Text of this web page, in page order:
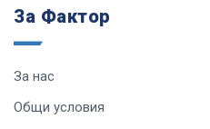
За Фактор
За нас
Общи условия